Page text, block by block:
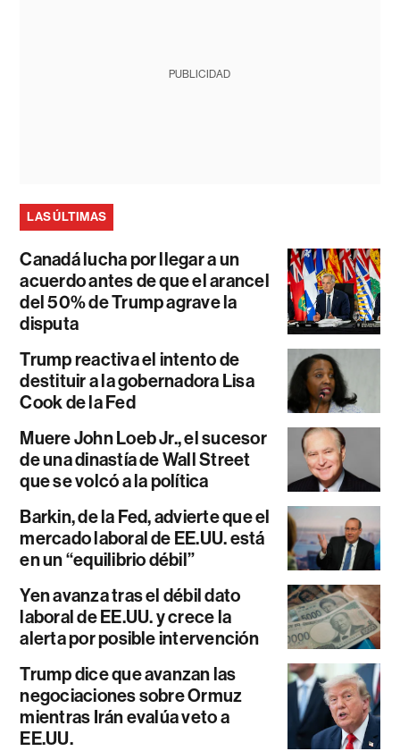
PUBLICIDAD
LAS ÚLTIMAS
Canadá lucha por llegar a un
acuerdo antes de que el arancel
del 50% de Trump agrave la
disputa
Trump reactiva el intento de
destituir a la gobernadora Lisa
Cook de la Fed
Muere John Loeb Jr., el sucesor
de una dinastía de Wall Street
que se volcó a la política
Barkin, de la Fed, advierte que el
mercado laboral de EE.UU. está
en un “equilibrio débil”
Yen avanza tras el débil dato
laboral de EE.UU. y crece la
alerta por posible intervención
Trump dice que avanzan las
negociaciones sobre Ormuz
mientras Irán evalúa veto a
EE.UU.